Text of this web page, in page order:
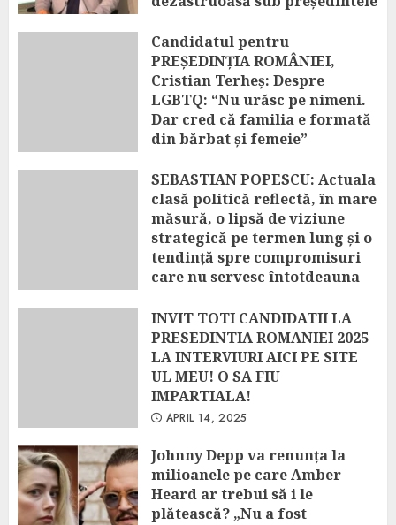
vizelor românilor spre SUA
este o decizie temporară!”
APRIL 25, 2025
Candidatul pentru
PREȘEDINȚIA ROMÂNIEI,
Cristian Terheș: Despre
LGBTQ: “Nu urăsc pe nimeni.
Dar cred că familia e formată
din bărbat și femeie”
SEBASTIAN POPESCU: Actuala
clasă politică reflectă, în mare
măsură, o lipsă de viziune
strategică pe termen lung și o
tendință spre compromisuri
care nu servesc întotdeauna
APRIL 14, 2025
INVIT TOTI CANDIDATII LA
PRESEDINTIA ROMANIEI 2025
LA INTERVIURI AICI PE SITE
UL MEU! O SA FIU
IMPARTIALA!
APRIL 14, 2025
Johnny Depp va renunța la
milioanele pe care Amber
Heard ar trebui să i le
plătească? „Nu a fost